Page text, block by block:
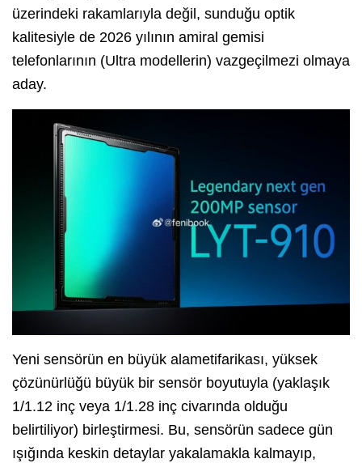
üzerindeki rakamlarıyla değil, sunduğu optik
kalitesiyle de 2026 yılının amiral gemisi
telefonlarının (Ultra modellerin) vazgeçilmezi olmaya
aday.
Yeni sensörün en büyük alametifarikası, yüksek
çözünürlüğü büyük bir sensör boyutuyla (yaklaşık
1/1.12 inç veya 1/1.28 inç civarında olduğu
belirtiliyor) birleştirmesi. Bu, sensörün sadece gün
ışığında keskin detaylar yakalamakla kalmayıp,